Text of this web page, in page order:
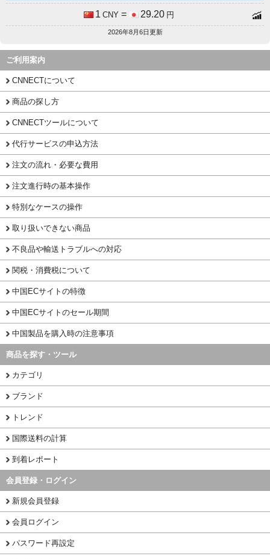
1 CNY = 29.20 円
2026年8月6日更新
ご利用案内
CNNECTについて
商品の探し方
CNNECTツールについて
代行サービスの申込方法
注文の流れ・必要な費用
注文進行時の基本操作
特別なケースの操作
取り扱いできない商品
不良品や輸送トラブルへの対応
関税・消費税について
中国ECサイトの特徴
中国ECサイトのセール期間
中国製品を購入時の注意事項
商品を探す・ツール
カテゴリ
ブランド
トレンド
国際送料の計算
到着レポート
会員登録・ログイン
新規会員登録
会員ログイン
パスワード再設定